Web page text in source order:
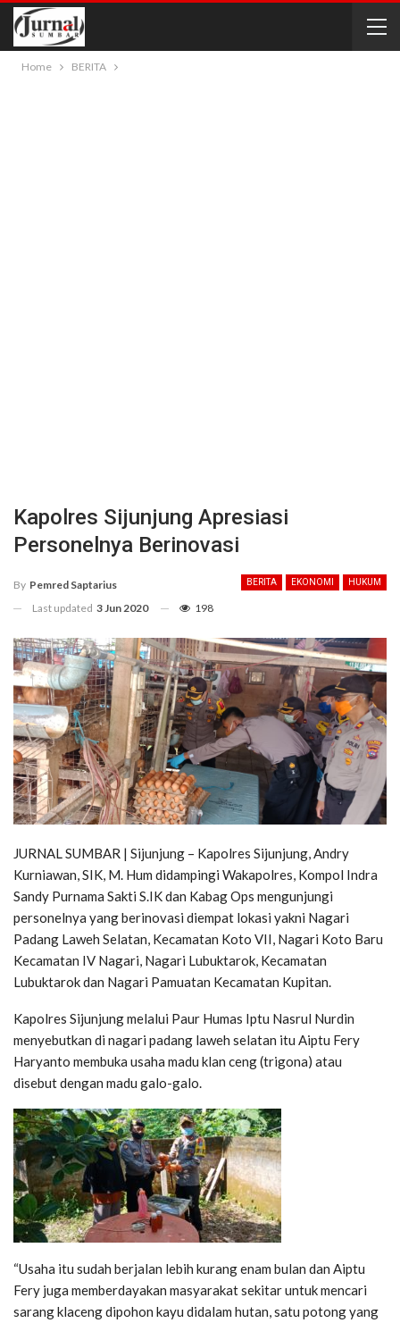
Home BERITA
Kapolres Sijunjung Apresiasi
Personelnya Berinovasi
BERITA EKONOMI HUKUM
By Pemred Saptarius
Last updated 3 Jun 2020 198
JURNAL SUMBAR | Sijunjung – Kapolres Sijunjung, Andry
Kurniawan, SIK, M. Hum didampingi Wakapolres, Kompol Indra
Sandy Purnama Sakti S.IK dan Kabag Ops mengunjungi
personelnya yang berinovasi diempat lokasi yakni Nagari
Padang Laweh Selatan, Kecamatan Koto VII, Nagari Koto Baru
Kecamatan IV Nagari, Nagari Lubuktarok, Kecamatan
Lubuktarok dan Nagari Pamuatan Kecamatan Kupitan.
Kapolres Sijunjung melalui Paur Humas Iptu Nasrul Nurdin
menyebutkan di nagari padang laweh selatan itu Aiptu Fery
Haryanto membuka usaha madu klan ceng (trigona) atau
disebut dengan madu galo-galo.
“Usaha itu sudah berjalan lebih kurang enam bulan dan Aiptu
Fery juga memberdayakan masyarakat sekitar untuk mencari
sarang klaceng dipohon kayu didalam hutan, satu potong yang